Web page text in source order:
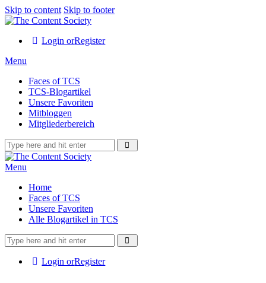
Skip to content Skip to footer
Login orRegister
Menu
Faces of TCS
TCS-Blogartikel
Unsere Favoriten
Mitbloggen
Mitgliederbereich
Menu
Home
Faces of TCS
Unsere Favoriten
Alle Blogartikel in TCS
Login orRegister